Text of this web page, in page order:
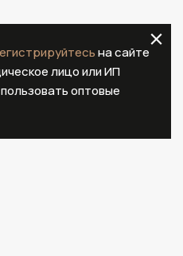
на сайте
лицо или ИП
оптовые